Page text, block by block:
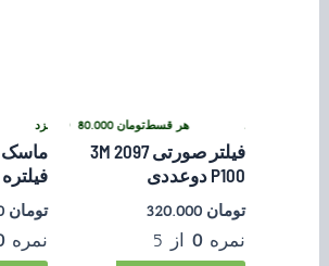
هر قسطتومان80.000
• خرید قسطی
فیلتر صورتی 2097 3M
P100 دوعددی
تومان 320.000
نمره0 از 5
پرداخت اقساطی خرید قسطی با ترب‌پی بدون کارمزد
ماسک
فیلتره 3M چینی
تومان 14.577.750
نمره